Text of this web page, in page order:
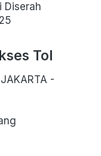
Diserah
Tol
-